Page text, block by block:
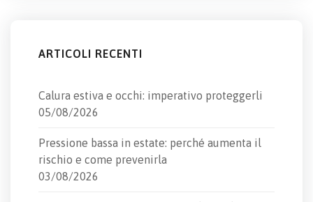
ARTICOLI RECENTI
Calura estiva e occhi: imperativo proteggerli
05/08/2026
Pressione bassa in estate: perché aumenta il
rischio e come prevenirla
03/08/2026